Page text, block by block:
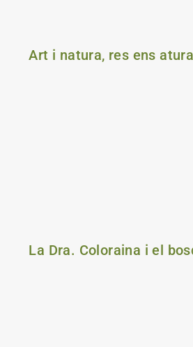
Art i natura, res ens
La Dra. Coloraina i el